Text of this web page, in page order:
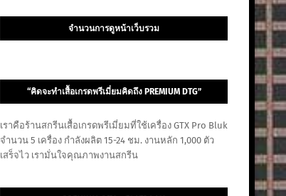
จำนวนการดูหน้าเว็บรวม
“คิดจะทำเสื้อเกรดพรีเมี่ยมคิดถึง PREMIUM DTG”
เราคือร้านสกรีนเสื้อเกรดพรีเมี่ยมที่ใช้เครื่อง GTX Pro Bluk
จำนวน 5 เครื่อง กำลังผลิต 15-24 ชม. งานหลัก 1,000 ตัว
เสร็จไว เรามั่นใจคุณภาพงานสกรีน